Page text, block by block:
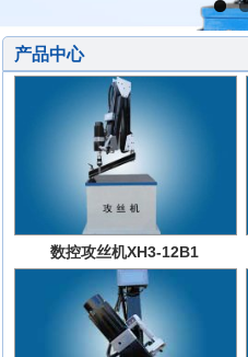
产品中心
数控攻丝机XH3-12B1